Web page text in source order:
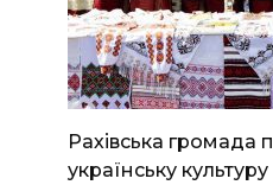
Рахівська громада
українську